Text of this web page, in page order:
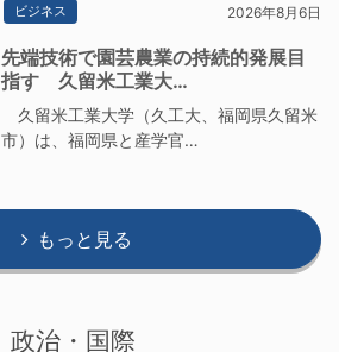
ビジネス 2026年8月6日
先端技術で園芸農業の持続的発展目
指す 久留米工業大…
久留米工業大学（久工大、福岡県久留米
市）は、福岡県と産学官…
もっと見る
政治・国際